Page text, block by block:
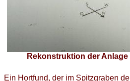
Rekonstruktion der Anlage
Ein Hortfund, der im Spitzgraben